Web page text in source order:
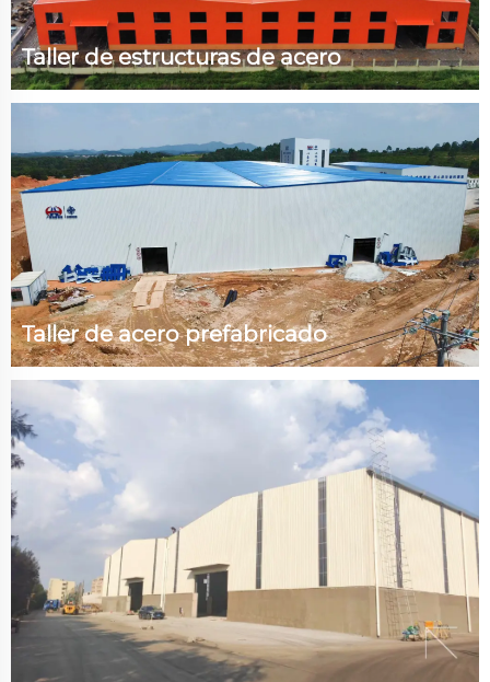
Taller de estructuras de acero
Parámetros técnicos: Tamaño (L) 125 x (A) 105 m x (H)
toneladas Instalaciones de grúa 10 toneladas, 4
unidades Resistencia al viento 110 km/h Resistencia al
fuego grado 2 Antisísmico grado 7 Carga muerta del
techo 0.25 kN/m² ...
Taller de acero prefabricado
Parámetros técnicos: Tamaño (L)160m x(An)71.1m
x(A)13m Área 11376 metros cuadrados Peso del acero
802 toneladas Instalación de grúa 10 toneladas, 6
unidades Resistencia al viento 110km/h. Antisísmico
grado 7 Carga muerta del techo 0.25KN/m² Proyecto i...